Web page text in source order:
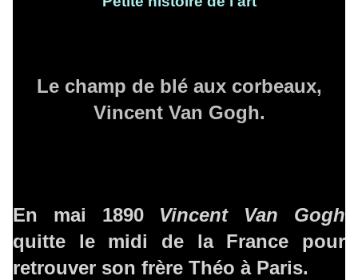
Le champ de blé aux corbeaux,
Vincent Van Gogh.
En mai 1890
Vincent Van Gogh
quitte le midi de la France pour
retrouver son frère Théo à Paris.